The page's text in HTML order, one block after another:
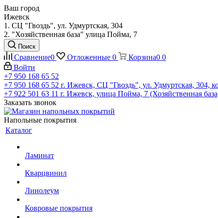
Ваш город
Ижевск
1. СЦ "Гвоздь", ул. Удмуртская, 304
2. "Хозяйственная база" улица Пойма, 7
Поиск
Сравнение0 Отложенные 0 Корзина0 0
Войти
+7 950 168 65 52
+7 950 168 65 52 г. Ижевск, СЦ "Гвоздь", ул. Удмуртская, 304,
+7 922 501 63 11 г. Ижевск, улица Пойма, 7 (Хозяйственная
Заказать звонок
Напольные покрытия
Каталог
Ламинат
Кварцвинил
Линолеум
Ковровые покрытия